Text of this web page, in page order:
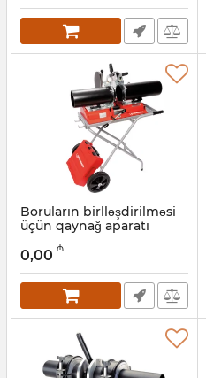
Boruların birlləşdirilməsi
üçün qaynağ aparatı
P160 Saniline, 55004
Artikul: 044001057
0,00 ₼